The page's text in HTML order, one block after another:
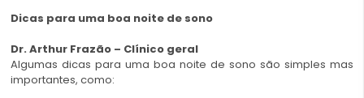
Dicas para uma boa noite de sono
Dr. Arthur Frazão – Clínico geral
Algumas dicas para uma boa noite de sono são simples mas
importantes, como: